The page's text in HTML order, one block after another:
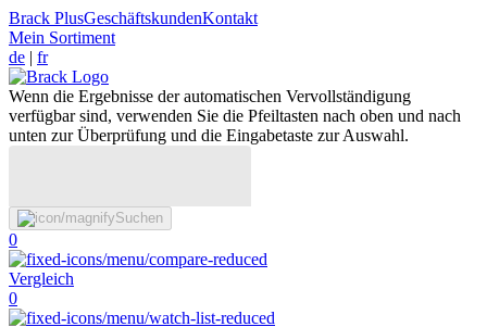
Brack PlusGeschäftskundenKontakt
Mein Sortiment
de | fr
Wenn die Ergebnisse der automatischen Vervollständigung
verfügbar sind, verwenden Sie die Pfeiltasten nach oben und nach
unten zur Überprüfung und die Eingabetaste zur Auswahl.
Suchen
0
Vergleich
0